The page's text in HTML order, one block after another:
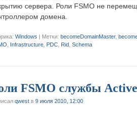
сервера. Роли FSMO не
домена.
Windows | Метки: becomeDomainMaster,
Infrastructure PDC Rid Schema
FSMO службы
qwest в 9 июля 2010, 12:00